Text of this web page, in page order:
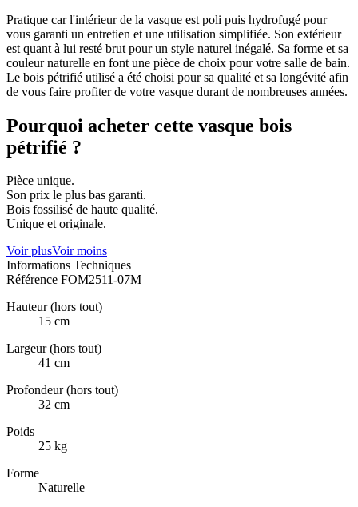
Pratique car l'intérieur de la vasque est poli puis hydrofugé pour
vous garanti un entretien et une utilisation simplifiée. Son extérieur
est quant à lui resté brut pour un style naturel inégalé. Sa forme et sa
couleur naturelle en font une pièce de choix pour votre salle de bain.
Le bois pétrifié utilisé a été choisi pour sa qualité et sa longévité afin
de vous faire profiter de votre vasque durant de nombreuses années.
Pourquoi acheter cette vasque bois
pétrifié ?
Pièce unique.
Son prix le plus bas garanti.
Bois fossilisé de haute qualité.
Unique et originale.
Voir plusVoir moins
Informations Techniques
Référence FOM2511-07M
Hauteur (hors tout)
15 cm
Largeur (hors tout)
41 cm
Profondeur (hors tout)
32 cm
Poids
25 kg
Forme
Naturelle